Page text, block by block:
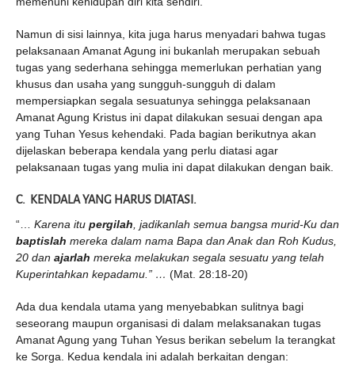
Namun di sisi lainnya, kita juga harus menyadari bahwa tugas
pelaksanaan Amanat Agung ini bukanlah merupakan sebuah
tugas yang sederhana sehingga memerlukan perhatian yang
khusus dan usaha yang sungguh-sungguh di dalam
mempersiapkan segala sesuatunya sehingga pelaksanaan
Amanat Agung Kristus ini dapat dilakukan sesuai dengan apa
yang Tuhan Yesus kehendaki. Pada bagian berikutnya akan
dijelaskan beberapa kendala yang perlu diatasi agar
pelaksanaan tugas yang mulia ini dapat dilakukan dengan baik.
C. KENDALA YANG HARUS DIATASI.
“… Karena itu pergilah , jadikanlah semua bangsa murid-Ku dan
baptislah mereka dalam nama Bapa dan Anak dan Roh Kudus,
20 dan ajarlah mereka melakukan segala sesuatu yang telah
Kuperintahkan kepadamu.” … (Mat. 28:18-20)
Ada dua kendala utama yang menyebabkan sulitnya bagi
seseorang maupun organisasi di dalam melaksanakan tugas
Amanat Agung yang Tuhan Yesus berikan sebelum Ia terangkat
ke Sorga. Kedua kendala ini adalah berkaitan dengan: